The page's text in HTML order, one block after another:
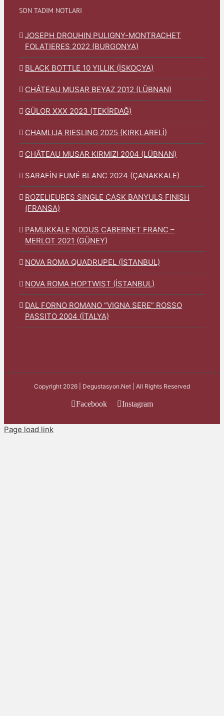
SON TADIM NOTLARI
JOSEPH DROUHIN PULIGNY-MONTRACHET
FOLATIERES 2022 (BURGONYA)
BLACK BOTTLE 10 YILLIK (İSKOÇYA)
CHÂTEAU MUSAR BEYAZ 2012 (LÜBNAN)
GÜLOR XXX 2023 (TEKİRDAĞ)
CHAMLIJA RIESLING 2025 (KIRKLARELİ)
CHÂTEAU MUSAR KIRMIZI 2004 (LÜBNAN)
SARAFİN FUMÉ BLANC 2024 (ÇANAKKALE)
ROZELIEURES SINGLE CASK BANYULS FINISH
(FRANSA)
PAMUKKALE NODUS CABERNET FRANC –
MERLOT 2021 (GÜNEY)
NOVA ROMA QUADRUPEL (İSTANBUL)
NOVA ROMA HOPTWIST (İSTANBUL)
DAL FORNO ROMANO “VIGNA SERE” ROSSO
PASSITO 2004 (İTALYA)
Copyright 2026 | Degustasyon.Net | All Rights Reserved
Facebook Instagram
Page load link